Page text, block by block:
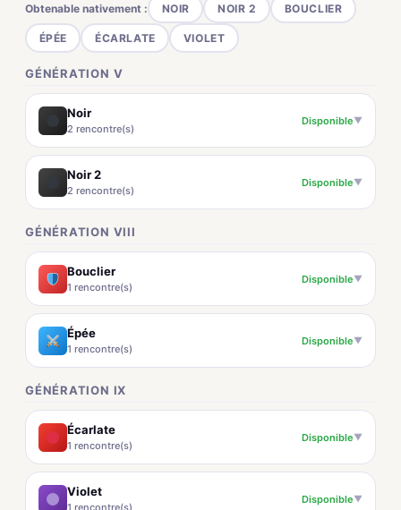
Obtenable nativement : NOIR NOIR 2 BOUCLIER
ÉPÉE ÉCARLATE VIOLET
GÉNÉRATION V
Noir
2 rencontre(s)
Disponible▼
Noir 2
2 rencontre(s)
Disponible▼
GÉNÉRATION VIII
Bouclier
1 rencontre(s)
Disponible▼
Épée
1 rencontre(s)
Disponible▼
GÉNÉRATION IX
Écarlate
1 rencontre(s)
Disponible▼
Violet
1 rencontre(s)
Disponible▼